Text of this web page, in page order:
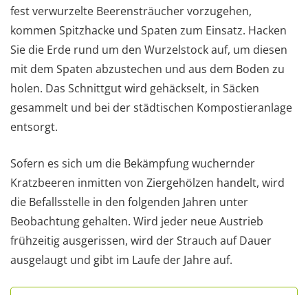
fest verwurzelte Beerensträucher vorzugehen,
kommen Spitzhacke und Spaten zum Einsatz. Hacken
Sie die Erde rund um den Wurzelstock auf, um diesen
mit dem Spaten abzustechen und aus dem Boden zu
holen. Das Schnittgut wird gehäckselt, in Säcken
gesammelt und bei der städtischen Kompostieranlage
entsorgt.
Sofern es sich um die Bekämpfung wuchernder
Kratzbeeren inmitten von Ziergehölzen handelt, wird
die Befallsstelle in den folgenden Jahren unter
Beobachtung gehalten. Wird jeder neue Austrieb
frühzeitig ausgerissen, wird der Strauch auf Dauer
ausgelaugt und gibt im Laufe der Jahre auf.